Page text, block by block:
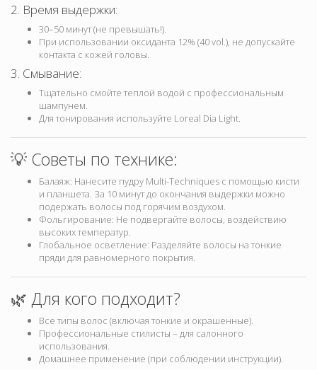
2. Время выдержки:
30–50 минут (не превышать!).
При использовании оксиданта 12% (40 vol.), не допускайте
контакта с кожей головы.
3. Смывание:
Тщательно смойте теплой водой с профессиональным
шампунем.
Для тонирования используйте Loreal Dia Light.
💡 Советы по технике:
Балаяж: Нанесите пудру Multi-Techniques с помощью кисти
и планшета. За 10 минут до окончания выдержки можно
подержать волосы под горячим воздухом.
Фольгирование: Не подвергайте волосы, воздействию
высоких температур.
Глобальное осветление: Разделяйте волосы на тонкие
пряди для равномерного покрытия.
🌿 Для кого подходит?
Все типы волос (включая тонкие и окрашенные).
Профессиональные стилисты – для салонного
использования.
Домашнее применение (при соблюдении инструкции).